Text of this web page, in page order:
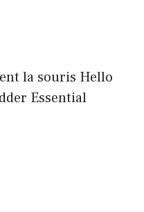
la souris Hello
Essential